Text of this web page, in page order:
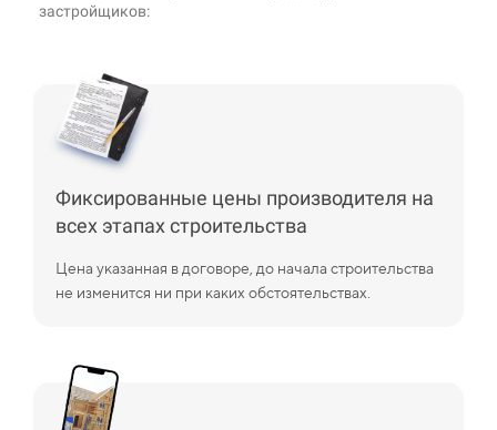
застройщиков:
Фиксированные цены производителя на
всех этапах строительства
Цена указанная в договоре, до начала строительства
не изменится ни при каких обстоятельствах.